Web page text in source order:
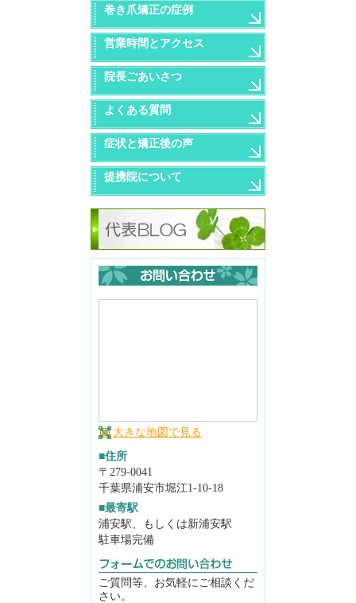
巻き爪矯正の症例
営業時間とアクセス
院長ごあいさつ
よくある質問
症状と矯正後の声
提携院について
大きな地図で見る
■住所
〒279-0041
千葉県浦安市堀江1-10-18
■最寄駅
浦安駅、もしくは新浦安駅
駐車場完備
ご質問等、お気軽にご相談くだ
さい。